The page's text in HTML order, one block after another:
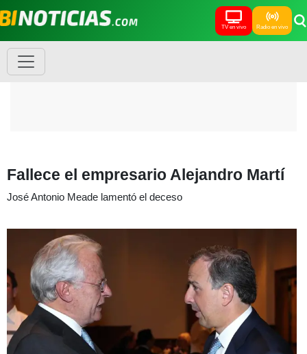
TV en vivo Radio en vivo
Fallece el empresario Alejandro Martí
José Antonio Meade lamentó el deceso